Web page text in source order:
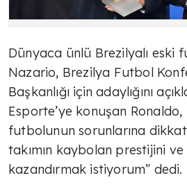
Dünyaca ünlü Brezilyalı eski
Nazario, Brezilya Futbol
Başkanlığı için adaylığını
Esporte’ye konuşan Ronaldo,
futbolunun sorunlarına
takımın kaybolan prestijini ve
kazandırmak istiyorum” dedi.